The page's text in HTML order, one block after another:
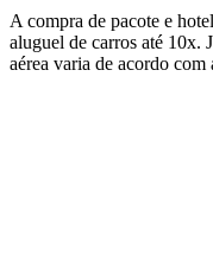
A compra de pacote e
aluguel de carros até 10x.
aérea varia de acordo com